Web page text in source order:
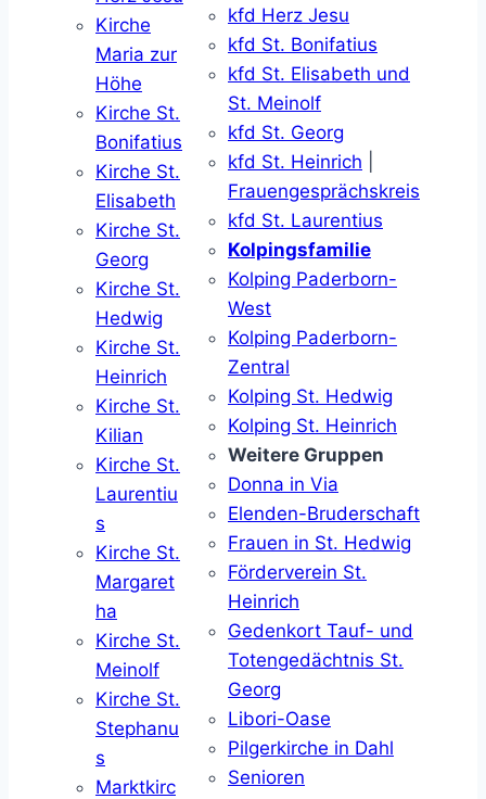
Kirche
Maria zur
Höhe
Kirche St.
Bonifatius
Kirche St.
Elisabeth
Kirche St.
Georg
Kirche St.
Hedwig
Kirche St.
Heinrich
Kirche St.
Kilian
Kirche St.
Laurentiu
s
Kirche St.
Margaret
ha
Kirche St.
Meinolf
Kirche St.
Stephanu
s
Marktkirc
kfd Herz Jesu
kfd St. Bonifatius
kfd St. Elisabeth und
St. Meinolf
kfd St. Georg
kfd St. Heinrich
Frauengesprächskreis
kfd St. Laurentius
Kolpingsfamilie
Kolping Paderborn-
West
Kolping Paderborn-
Zentral
Kolping St. Hedwig
Kolping St. Heinrich
Weitere Gruppen
Donna in Via
Elenden-Bruderschaft
Frauen in St. Hedwig
Förderverein St.
Heinrich
Gedenkort Tauf- und
Totengedächtnis St.
Georg
Libori-Oase
Pilgerkirche in Dahl
Senioren